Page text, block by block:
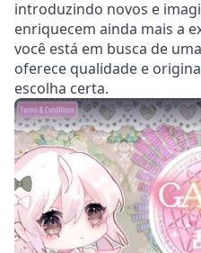
introduzindo novos e
enriquecem ainda mais a
você está em busca de
oferece qualidade e
escolha certa.